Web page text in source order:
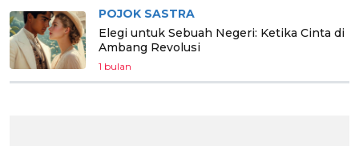
POJOK SASTRA
Elegi untuk Sebuah Negeri: Ketika Cinta di
Ambang Revolusi
1 bulan